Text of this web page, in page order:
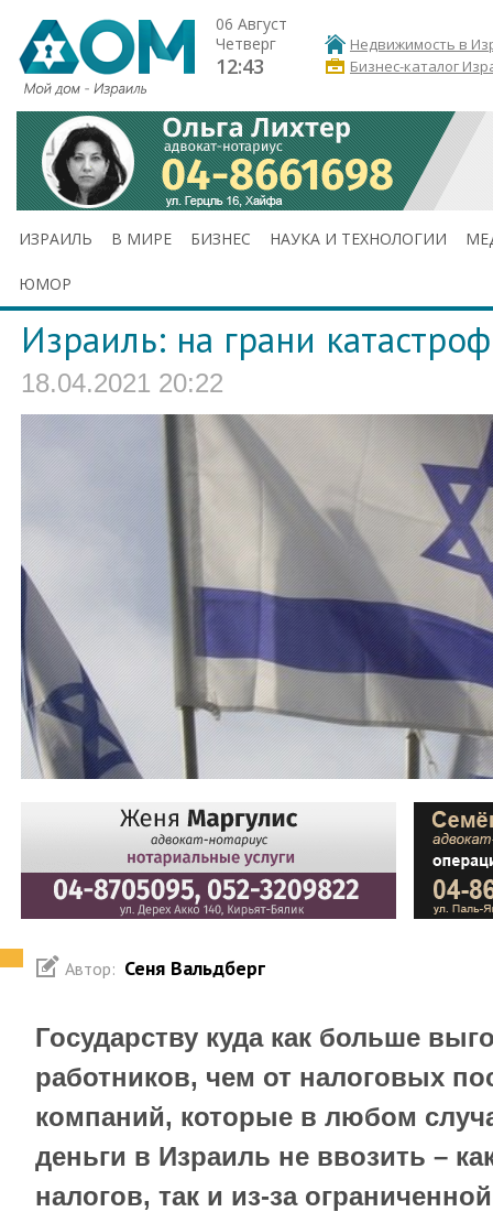
06 Август
Четверг
12:43
Недвижимость в
Бизнес-каталог
ИЗРАИЛЬ В МИРЕ БИЗНЕС НАУКА И ТЕХНОЛОГИИ
ЮМОР
Израиль: на грани
18.04.2021 20:22
Автор: Сеня Вальдберг
Государству куда как больше
работников, чем от налоговых
компаний, которые в любом
деньги в Израиль не ввозить –
налогов, так и из-за